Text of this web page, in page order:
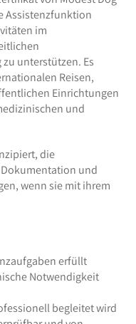
Assistenzfunktion
im
unterstützen. Es
Reisen,
Einrichtungen
und
die
und
wenn sie mit ihrem
erfüllt
Notwendigkeit
begleitet wird